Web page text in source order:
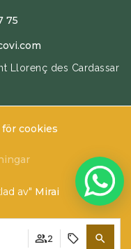
2
75
Llorenç des Cardassar
cookies
av" Mirai